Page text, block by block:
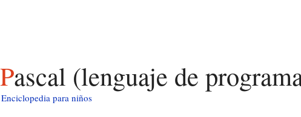
Pascal (lenguaje de
Enciclopedia para niños